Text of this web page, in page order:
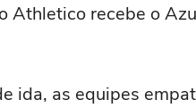
Athletico recebe o
ida, as equipes